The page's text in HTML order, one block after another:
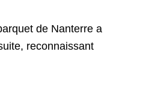
de Nanterre a
reconnaissant